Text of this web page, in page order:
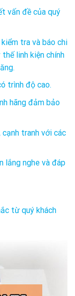
vấn đề của quý
tra và báo chi
linh kiện chính
trình độ cao.
hãng đảm bảo
tranh với các
lắng nghe và đáp
từ quý khách